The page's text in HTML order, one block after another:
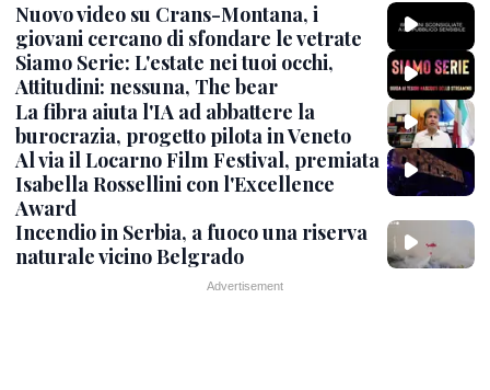
Nuovo video su Crans-Montana, i
giovani cercano di sfondare le vetrate
Siamo Serie: L'estate nei tuoi occhi,
Attitudini: nessuna, The bear
La fibra aiuta l'IA ad abbattere la
burocrazia, progetto pilota in Veneto
Al via il Locarno Film Festival, premiata
Isabella Rossellini con l'Excellence
Award
Incendio in Serbia, a fuoco una riserva
naturale vicino Belgrado